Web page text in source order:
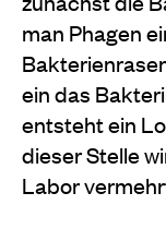
man Phagen
ein das
entsteht ein
dieser Stelle
Labor